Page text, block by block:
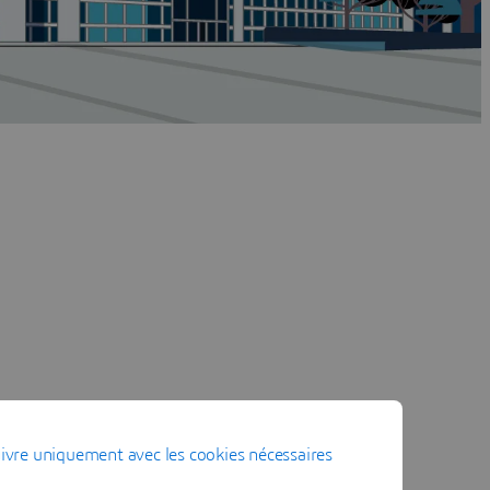
uniquement avec les cookies nécessaires